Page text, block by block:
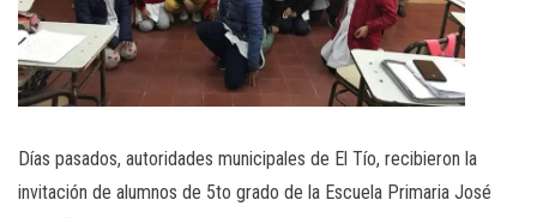
Días pasados, autoridades municipales de El Tío, recibieron la
invitación de alumnos de 5to grado de la Escuela Primaria José